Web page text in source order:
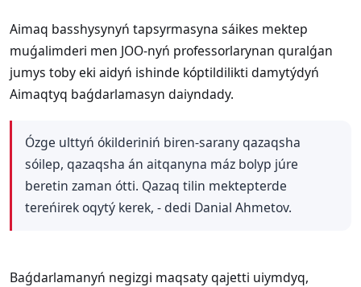
​Aimaq basshysynyń tapsyrmasyna sáikes mektep
muǵalimderi men JOO-nyń professorlarynan quralǵan
jumys toby eki aidyń ishinde kóptildilikti damytýdyń
Aimaqtyq baǵdarlamasyn daiyndady.
Ózge ulttyń ókilderiniń biren-sarany qazaqsha
sóilep, qazaqsha án aitqanyna máz bolyp júre
beretin zaman ótti. Qazaq tilin mektepterde
tereńirek oqytý kerek, - dedi Danial Ahmetov.
​Baǵdarlamanyń negizgi maqsaty qajetti uiymdyq,